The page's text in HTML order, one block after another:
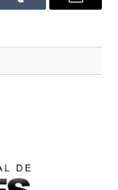
Tumblr
E-